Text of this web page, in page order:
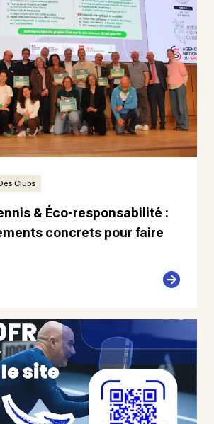
Clubs
& Éco-responsabilité :
concrets pour faire